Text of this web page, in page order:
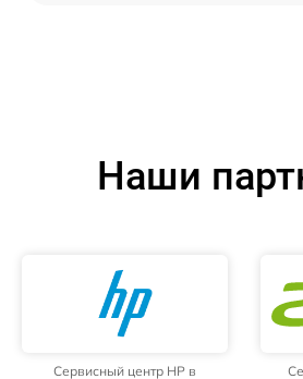
Наши
Сервисный центр HP в